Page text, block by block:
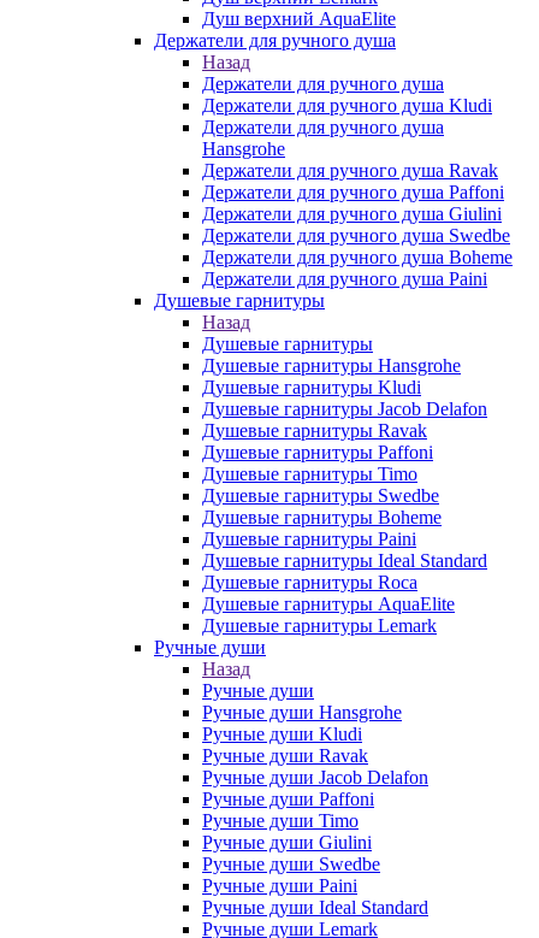
Душ верхний AquaElite
Держатели для ручного душа
Назад
Держатели для ручного душа
Держатели для ручного душа Kludi
Держатели для ручного душа
Hansgrohe
Держатели для ручного душа Ravak
Держатели для ручного душа Paffoni
Держатели для ручного душа Giulini
Держатели для ручного душа Swedbe
Держатели для ручного душа Boheme
Держатели для ручного душа Paini
Душевые гарнитуры
Назад
Душевые гарнитуры
Душевые гарнитуры Hansgrohe
Душевые гарнитуры Kludi
Душевые гарнитуры Jacob Delafon
Душевые гарнитуры Ravak
Душевые гарнитуры Paffoni
Душевые гарнитуры Timo
Душевые гарнитуры Swedbe
Душевые гарнитуры Boheme
Душевые гарнитуры Paini
Душевые гарнитуры Ideal Standard
Душевые гарнитуры Roca
Душевые гарнитуры AquaElite
Душевые гарнитуры Lemark
Ручные души
Назад
Ручные души
Ручные души Hansgrohe
Ручные души Kludi
Ручные души Ravak
Ручные души Jacob Delafon
Ручные души Paffoni
Ручные души Timo
Ручные души Giulini
Ручные души Swedbe
Ручные души Paini
Ручные души Ideal Standard
Ручные души Lemark